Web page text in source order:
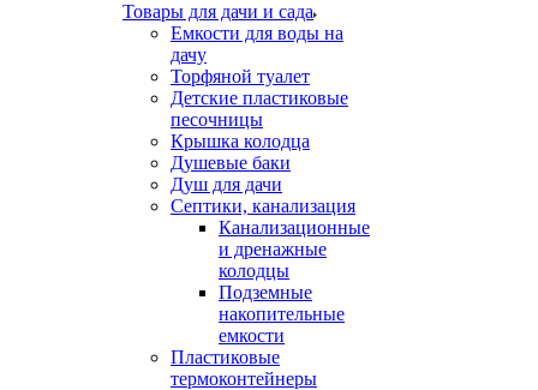
Товары для дачи и сада
Емкости для воды на
дачу
Торфяной туалет
Детские пластиковые
песочницы
Крышка колодца
Душевые баки
Душ для дачи
Септики, канализация
Канализационные
и дренажные
колодцы
Подземные
накопительные
емкости
Пластиковые
термоконтейнеры